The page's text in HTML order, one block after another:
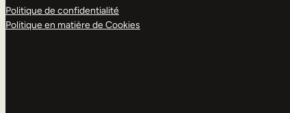
Politique de confidentialité
Politique en matière de Cookies